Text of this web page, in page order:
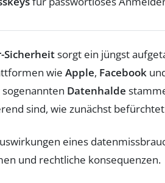
Sicherheitsorgt ein jüngst
wie Apple, Facebook
Datenhalde
sind, wie zunächst